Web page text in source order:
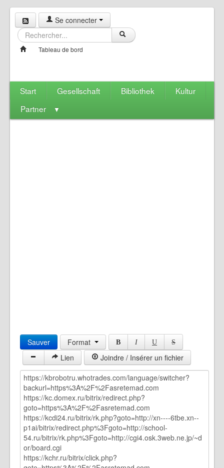
Se connecter
Tableau de bord
Start Gesellschaft Bibliothek
Kultur
Partner
▼
Sauver Format B I U S
Lien Joindre / Insérer un fichier